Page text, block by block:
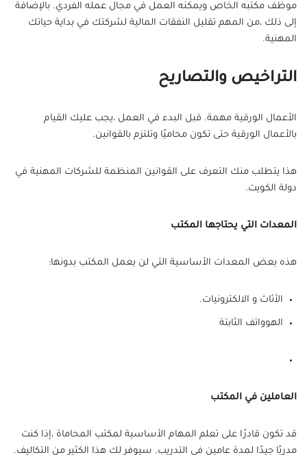
موظف مكتبه الخاص ويمكنه العمل في مجال عمله الفردي. بالإضافة
إلى ذلك ،من المهم تقليل النفقات المالية لشركتك في بداية حياتك
المهنية.
التراخيص والتصاريح
الأعمال الورقية مهمة. قبل البدء في العمل ،يجب عليك القيام
بالأعمال الورقية حتى تكون محاميًا وتلتزم بالقوانين.
هذا يتطلب منك التعرف على القوانين المنظمة للشركات المهنية في
دولة الكويت.
المعدات التي يحتاجها المكتب
هذه بعض المعدات الأساسية التي لن يعمل المكتب بدونها:
الأثاث و الالكترونيات.
الهوواتف الثابتة
العاملين في المكتب
قد تكون قادرًا على تعلم المهام الأساسية لمكتب المحاماة ،إذا كنت
مدربًا جيدًا لمدة عامين في التدريب. سيوفر لك هذا الكثير من التكاليف.